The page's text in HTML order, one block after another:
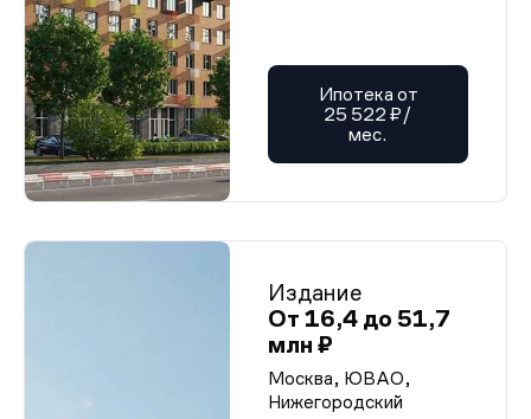
Ипотека от
25 522 ₽/
мес.
Издание
От 16,4 до 51,7
млн ₽
Москва, ЮВАО,
Нижегородский